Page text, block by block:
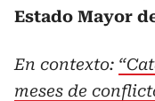
Estado Mayor
En contexto:
meses de